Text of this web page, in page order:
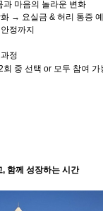
마음의 놀라운 변화
→ 요실금 & 허리 통증
정까지
정
회 중 선택 or 모두 참여 가
함께 성장하는 시간